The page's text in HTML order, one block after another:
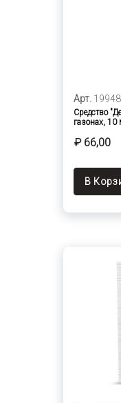
Арт.
Средство
газонах, 10
₽ 66,00
В